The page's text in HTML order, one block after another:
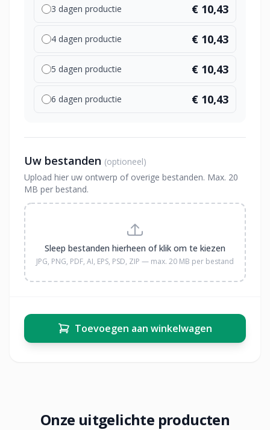
3 dagen productie € 10,43
4 dagen productie € 10,43
5 dagen productie € 10,43
6 dagen productie € 10,43
Uw bestanden (optioneel)
Upload hier uw ontwerp of overige bestanden. Max. 20
MB per bestand.
Sleep bestanden hierheen of klik om te kiezen
JPG, PNG, PDF, AI, EPS, PSD, ZIP — max. 20 MB per bestand
Toevoegen aan winkelwagen
Onze uitgelichte producten